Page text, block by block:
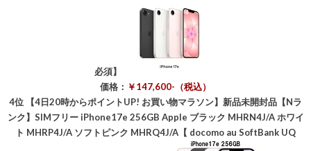
必須】
価格： ￥147,600-（税込）
4位
【4日20時からポイントUP! お買い物マラソン】新品未開封品【Nラ
ンク】SIMフリー iPhone17e 256GB Apple ブラック MHRN4J/A ホワイ
ト MHRP4J/A ソフトピンク MHRQ4J/A【 docomo au SoftBank UQ